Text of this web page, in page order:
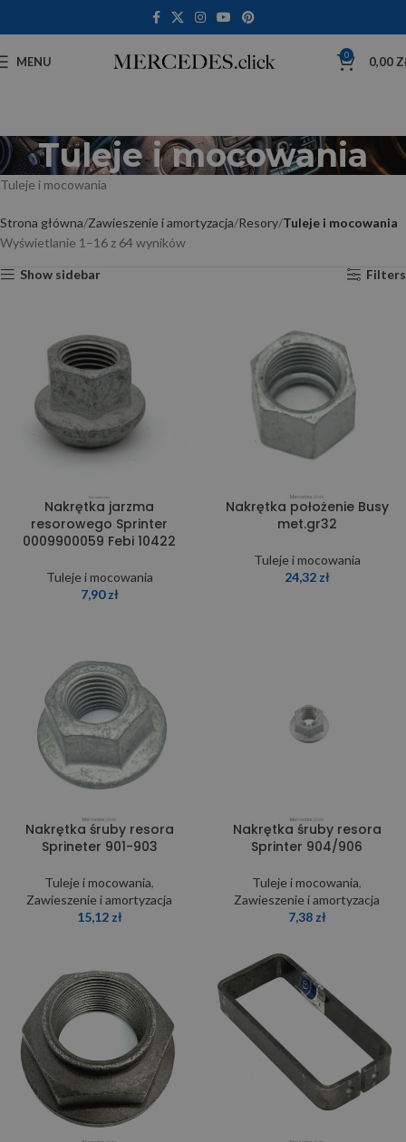
MENU 0 0,00
Tuleje i mocowania
Tuleje i mocowania
Strona główna Zawieszenie i amortyzacja Resory Tuleje i mocowania
Wyświetlanie 1–16 z 64 wyników
Show sidebar Filters
Nakrętka jarzma
resorowego Sprinter
0009900059 Febi 10422
Tuleje i mocowania
7,90zł
Nakrętka położenie Busy
met.gr32
Tuleje i mocowania
24,32 zł
Nakrętka śruby resora
Sprineter 901-903
Tuleje i mocowania,
Zawieszenie i amortyzacja
15,12 zł
Nakrętka śruby resora
Sprinter 904/906
Tuleje i mocowania,
Zawieszenie i amortyzacja
7,38 zł